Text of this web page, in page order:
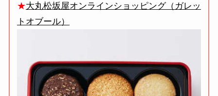
★大丸松坂屋オンラインショッピング（ガレッ
トオブール）